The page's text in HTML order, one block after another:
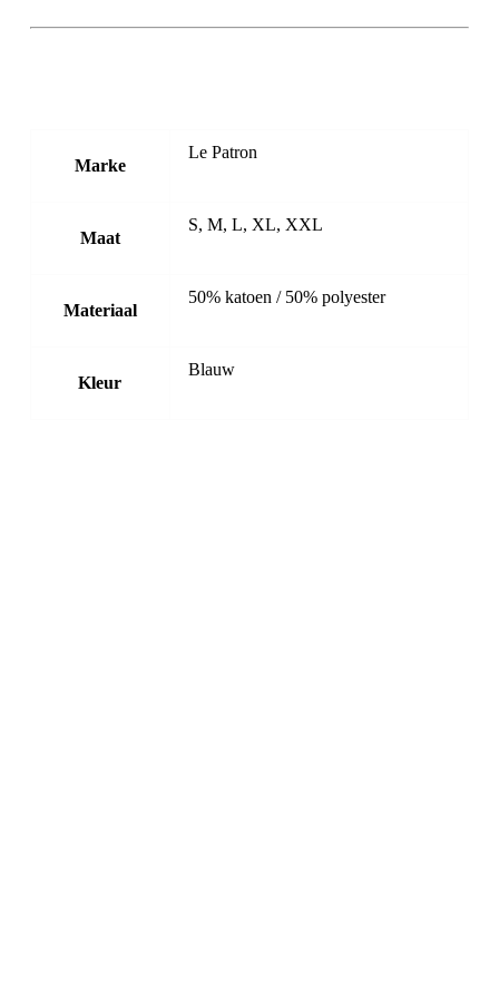
Marke
Le Patron
Maat
S, M, L, XL, XXL
Materiaal
50% katoen / 50% polyester
Kleur
Blauw